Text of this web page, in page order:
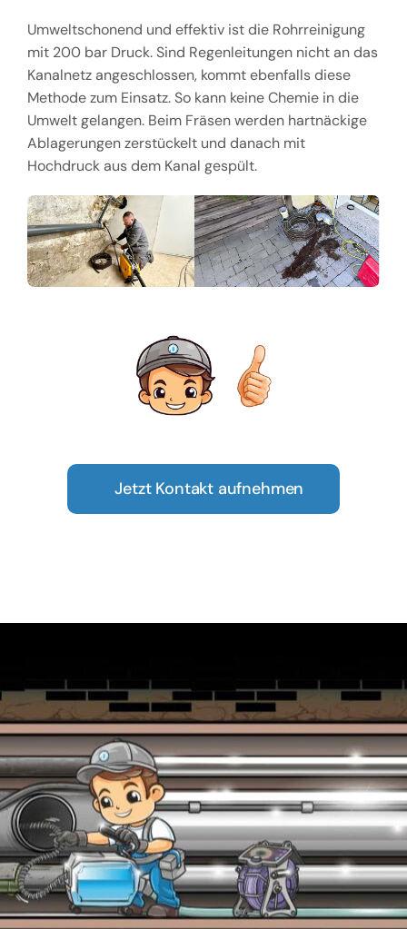
Umweltschonend und effektiv ist die Rohrreinigung
mit 200 bar Druck. Sind Regenleitungen nicht an das
Kanalnetz angeschlossen, kommt ebenfalls diese
Methode zum Einsatz. So kann keine Chemie in die
Umwelt gelangen. Beim Fräsen werden hartnäckige
Ablagerungen zerstückelt und danach mit
Hochdruck aus dem Kanal gespült.
Jetzt Kontakt aufnehmen